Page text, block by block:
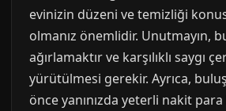
evinizin düzeni ve temizliği
olmanız önemlidir. Unutmayın,
ağırlamaktır ve karşılıklı saygı
yürütülmesi gerekir. Ayrıca,
önce yanınızda yeterli nakit